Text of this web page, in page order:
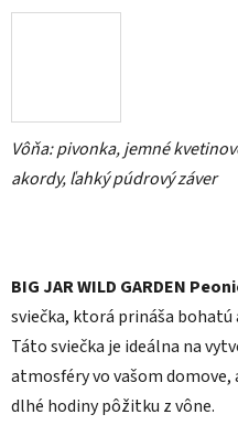
Vôňa: pivonka, jemné
akordy, ľahký púdrový záver
BIG JAR WILD GARDEN
sviečka, ktorá prináša
Táto sviečka je ideálna na
atmosféry vo vašom
dlhé hodiny pôžitku z vône.